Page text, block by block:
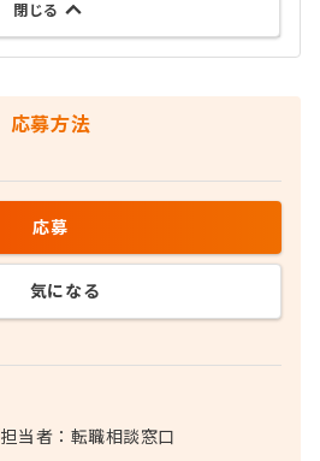
閉じる
応募方法
担当者： 転職相談窓口
応募
気になる